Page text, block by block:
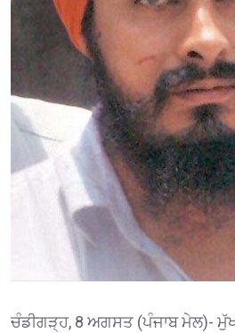
ਚੰਡੀਗੜ੍ਹ, 8 ਅਗਸਤ (ਪੰਜਾਬ ਮੇਲ)-